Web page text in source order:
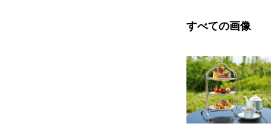
すべての画像